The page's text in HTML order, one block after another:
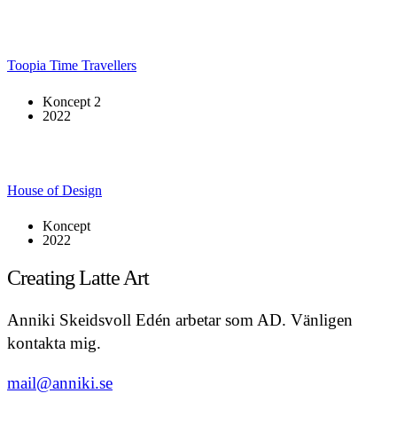
Toopia Time Travellers
Koncept 2
2022
House of Design
Koncept
2022
Creating Latte Art
Anniki Skeidsvoll Edén arbetar som AD. Vänligen
kontakta mig.
mail@anniki.se